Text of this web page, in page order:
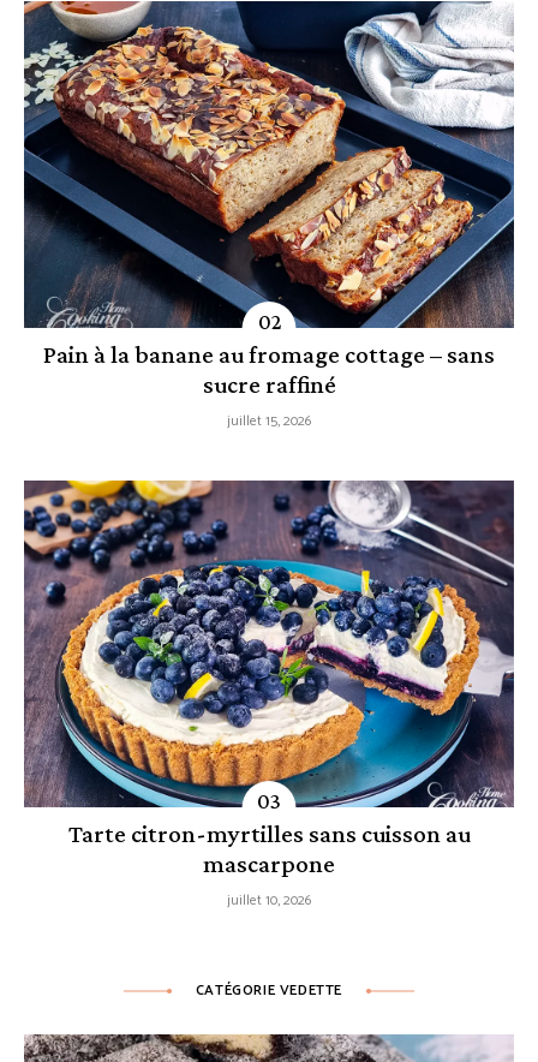
Pain à la banane au fromage cottage – sans
sucre raffiné
juillet 15, 2026
Tarte citron-myrtilles sans cuisson au
mascarpone
juillet 10, 2026
CATÉGORIE VEDETTE